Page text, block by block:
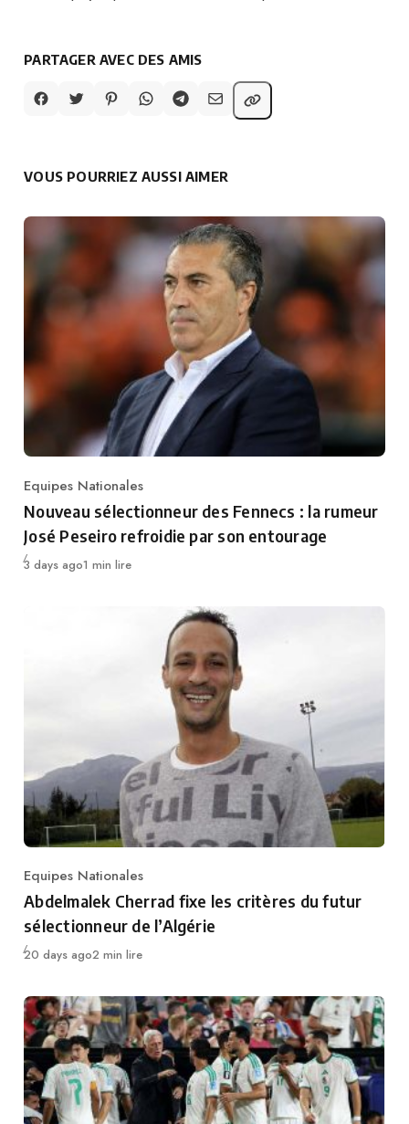
PARTAGER AVEC DES AMIS
VOUS POURRIEZ AUSSI AIMER
Category
Equipes Nationales
Nouveau sélectionneur des Fennecs : la rumeur
José Peseiro refroidie par son entourage
Publié
3 days ago1 min lire
Category
Equipes Nationales
Abdelmalek Cherrad fixe les critères du futur
sélectionneur de l’Algérie
Publié
20 days ago2 min lire